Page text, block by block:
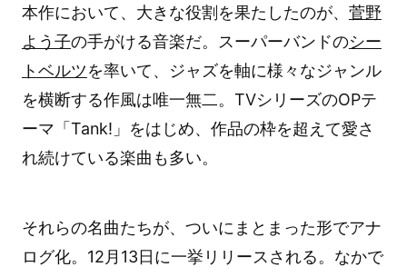
本作において、大きな役割を果たしたのが、 菅野
よう子の手がける音楽だ。スーパーバンドのシー
トベルツを率いて、ジャズを軸に様々なジャンル
を横断する作風は唯一無二。TVシリーズのOPテ
ーマ「Tank!」をはじめ、作品の枠を超えて愛さ
れ続けている楽曲も多い。
それらの名曲たちが、ついにまとまった形でアナ
ログ化。12月13日に一挙リリースされる。なかで